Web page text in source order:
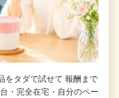
をタダで試せて 報酬まで
・完全在宅・自分のペー